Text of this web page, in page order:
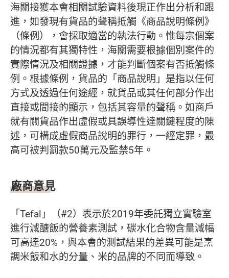
海關接獲本會相關試驗資料後現正作出分析和跟
進，如發現有貨品的聲稱抵觸《商品說明條例》
（條例），會採取適當的執法行動。惟每宗個案
的情況都有其獨特性，海關需要根據個別案件的
實際情況及相關證據，才能判斷個案有否抵觸條
例。根據條例，貨品的「商品說明」是指以任何
方式及透過任何途經，就貨品或其任何部分作出
直接或間接的顯示，包括其容量的聲稱。如商戶
就有關貨品作出虛假或具誤導性達關鍵程度的陳
述，可構成虛假商品說明的罪行，一經定罪，最
高可被判罰款50萬元及監禁5年。
廠商意見
「Tefal」（#2）表示於2019年委託獨立實驗室
進行減醣飯的營養素測試，碳水化合物含量減幅
可高達20%，與本會的測試結果的差異可能是烹
調米飯和水的分量、米的品牌的不同而導致。